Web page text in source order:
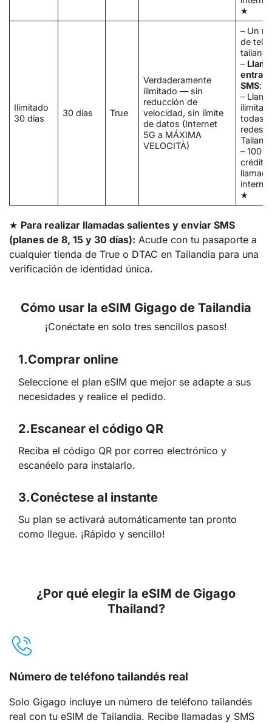
★
Ilimitado
30 días
30 días True
Verdaderamente
ilimitado — sin
reducción de
velocidad, sin límite
de datos (Internet
5G a MÁXIMA
VELOCITÀ)
– Un
de
–
SMS:
–
todas
redes
– 100
crédito
★
★ Para realizar llamadas salientes y enviar SMS
(planes de 8, 15 y 30 días): Acude con tu pasaporte a
cualquier tienda de True o DTAC en Tailandia para una
verificación de identidad única.
Cómo usar la eSIM Gigago de Tailandia
¡Conéctate en solo tres sencillos pasos!
1.Comprar online
Seleccione el plan eSIM que mejor se adapte a sus
necesidades y realice el pedido.
2.Escanear el código QR
Reciba el código QR por correo electrónico y
escanéelo para instalarlo.
3.Conéctese al instante
Su plan se activará automáticamente tan pronto
como llegue. ¡Rápido y sencillo!
¿Por qué elegir la eSIM de Gigago
Thailand?
Número de teléfono tailandés real
Solo Gigago incluye un número de teléfono tailandés
real con tu eSIM de Tailandia. Recibe llamadas y SMS